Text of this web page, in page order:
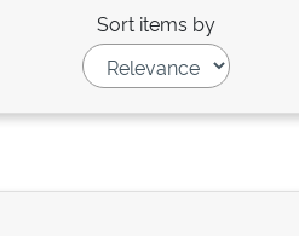
Sort items by